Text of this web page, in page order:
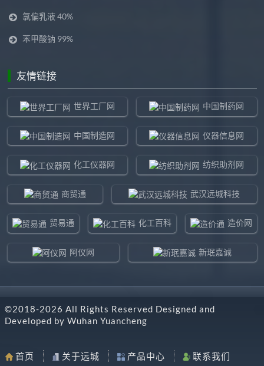
氯偏乳液 40%
苯甲酸钠 99%
友情链接
世界工厂网 中国制药网
中国制造网 仪器信息网
化工仪器网 纺织助剂网
商贸通 武汉远城科技
贸易通 化工百科 造价网
阿仪网 新珉嘉诚
东北制造网 药智通
©2018-2026 All Rights Reserved Designed and
Developed by Wuhan Yuancheng
首页 关于远城 产品中心 联系我们